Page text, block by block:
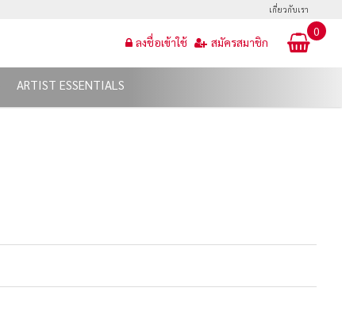
เกี่ยวกับเรา
0
ลงชื่อเข้าใช้ สมัครสมาชิก
ARTIST ESSENTIALS